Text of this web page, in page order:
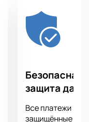
Безопасная
защита
Все платежи
защищённые